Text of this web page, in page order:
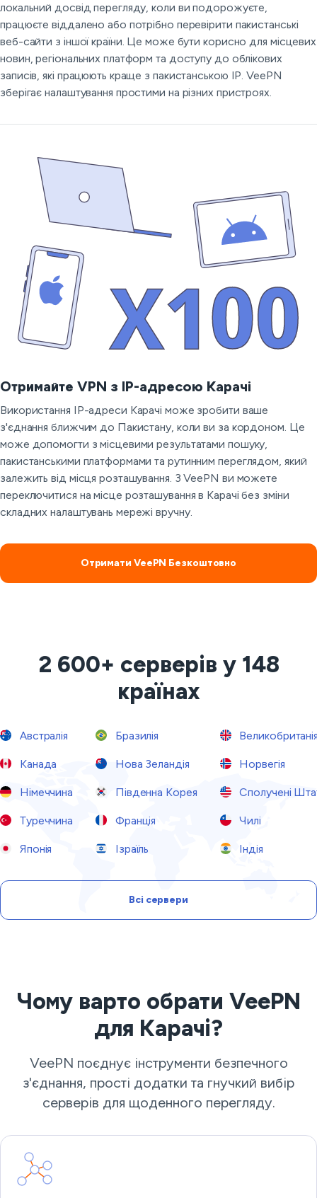
локальний досвід перегляду, коли ви подорожуєте,
працюєте віддалено або потрібно перевірити пакистанські
веб-сайти з іншої країни. Це може бути корисно для місцевих
новин, регіональних платформ та доступу до облікових
записів, які працюють краще з пакистанською IP. VeePN
зберігає налаштування простими на різних пристроях.
Отримайте VPN з IP-адресою Карачі
Використання IP-адреси Карачі може зробити ваше
з'єднання ближчим до Пакистану, коли ви за кордоном. Це
може допомогти з місцевими результатами пошуку,
пакистанськими платформами та рутинним переглядом, який
залежить від місця розташування. З VeePN ви можете
переключитися на місце розташування в Карачі без зміни
складних налаштувань мережі вручну.
Отримати VeePN Безкоштовно
2 600+ серверів у 148
країнах
Австралія Бразилія
Канада Нова Зеландія Норвегія
Німеччина Південна Корея Сполучені
Туреччина Франція Чилі
Японія Ізраїль Індія
Всі сервери
Чому варто обрати VeePN
для Карачі?
VeePN поєднує інструменти безпечного
з'єднання, прості додатки та гнучкий вибір
серверів для щоденного перегляду.